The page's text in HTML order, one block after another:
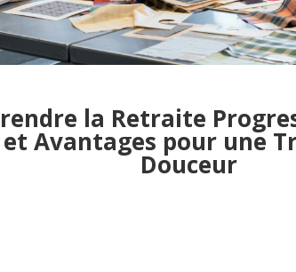
la Retraite
et Avantages pour une
Douceur